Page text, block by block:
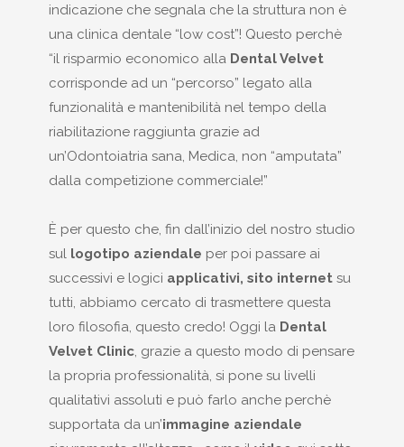
indicazione che segnala che la struttura non è
una clinica dentale “low cost”! Questo perchè
“il risparmio economico alla Dental Velvet
corrisponde ad un “percorso” legato alla
funzionalità e mantenibilità nel tempo della
riabilitazione raggiunta grazie ad
un’Odontoiatria sana, Medica, non “amputata”
dalla competizione commerciale!”
È per questo che, fin dall’inizio del nostro studio
sul logotipo aziendale per poi passare ai
successivi e logici applicativi, sito internetsu
tutti, abbiamo cercato di trasmettere questa
loro filosofia, questo credo! Oggi la Dental
Velvet Clinic, grazie a questo modo di pensare
la propria professionalità, si pone su livelli
qualitativi assoluti e può farlo anche perchè
supportata da un’immagine aziendale